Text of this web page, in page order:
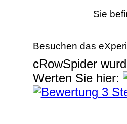
Sie
Besuchen das
cRowSpider
Werten Sie hier: